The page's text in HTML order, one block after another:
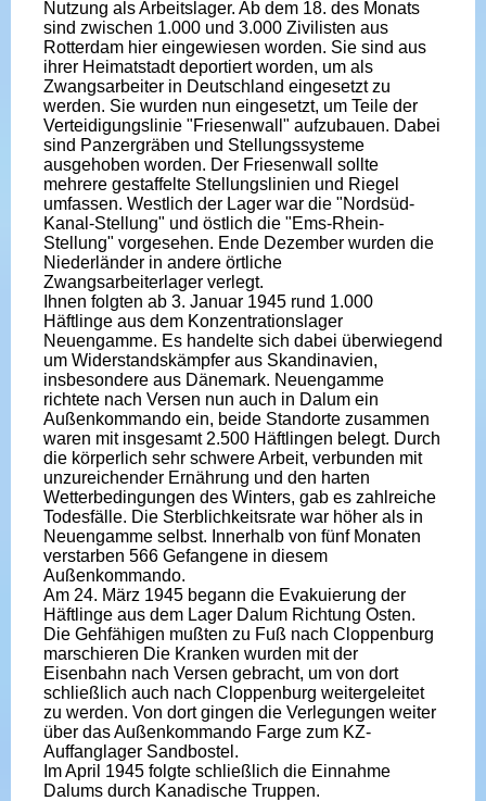
Nutzung als Arbeitslager. Ab dem 18. des Monats
sind zwischen 1.000 und 3.000 Zivilisten aus
Rotterdam hier eingewiesen worden. Sie sind aus
ihrer Heimatstadt deportiert worden, um als
Zwangsarbeiter in Deutschland eingesetzt zu
werden. Sie wurden nun eingesetzt, um Teile der
Verteidigungslinie "Friesenwall" aufzubauen. Dabei
sind Panzergräben und Stellungssysteme
ausgehoben worden. Der Friesenwall sollte
mehrere gestaffelte Stellungslinien und Riegel
umfassen. Westlich der Lager war die "Nordsüd-
Kanal-Stellung" und östlich die "Ems-Rhein-
Stellung" vorgesehen. Ende Dezember wurden die
Niederländer in andere örtliche
Zwangsarbeiterlager verlegt.
Ihnen folgten ab 3. Januar 1945 rund 1.000
Häftlinge aus dem Konzentrationslager
Neuengamme. Es handelte sich dabei überwiegend
um Widerstandskämpfer aus Skandinavien,
insbesondere aus Dänemark. Neuengamme
richtete nach Versen nun auch in Dalum ein
Außenkommando ein, beide Standorte zusammen
waren mit insgesamt 2.500 Häftlingen belegt. Durch
die körperlich sehr schwere Arbeit, verbunden mit
unzureichender Ernährung und den harten
Wetterbedingungen des Winters, gab es zahlreiche
Todesfälle. Die Sterblichkeitsrate war höher als in
Neuengamme selbst. Innerhalb von fünf Monaten
verstarben 566 Gefangene in diesem
Außenkommando.
Am 24. März 1945 begann die Evakuierung der
Häftlinge aus dem Lager Dalum Richtung Osten.
Die Gehfähigen mußten zu Fuß nach Cloppenburg
marschieren Die Kranken wurden mit der
Eisenbahn nach Versen gebracht, um von dort
schließlich auch nach Cloppenburg weitergeleitet
zu werden. Von dort gingen die Verlegungen weiter
über das Außenkommando Farge zum KZ-
Auffanglager Sandbostel.
Im April 1945 folgte schließlich die Einnahme
Dalums durch Kanadische Truppen.